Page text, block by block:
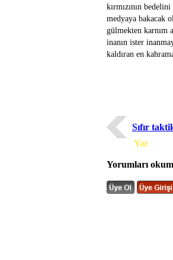
kırmızının
medyaya bakacak
gülmekten karnım
inanın ister
kaldıran en
Sıfır
Yaz
Yorumları